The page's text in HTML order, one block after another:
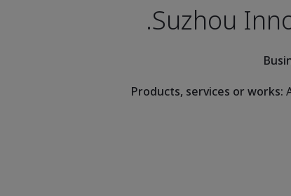
Suzhou
Products, services or works: